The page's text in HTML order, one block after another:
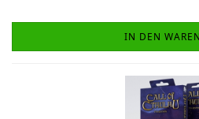
IN DEN